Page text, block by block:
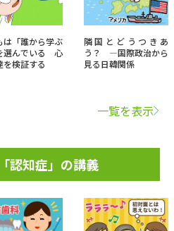
は「誰から学ぶ
選んでいる 心
を検証する
隣国とどうつきあ
う？ ―国際政治から
見る日韓関係
一覧を表示
認知症」の講義